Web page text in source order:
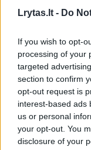
Lrytas.lt - Do
If you wish to opt-
processing of your
targeted
section to confirm
opt-out request is
interest-based ads
us or personal
your opt-out. You
disclosure of your
Vaizdai iš